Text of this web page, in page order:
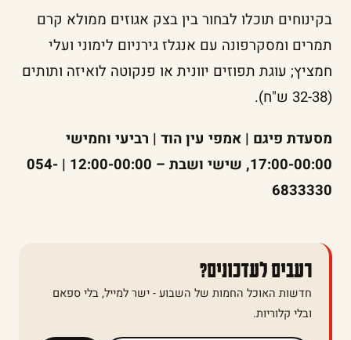
בקינוחים תוכלו לבחור בין בצק אגוזים ממולא קרם
תמרים ומסקרפונה עם אנגלז גירניום לימוני ועלי
חמציץ; עוגת תפוזים יוונית או פנקוטה לואיזה ותותים
(32-38 ש"ח).
מסעדת פיגם | אמפי עין הוד | רביעי וחמישי
17:00-00:00, שישי ושבת – 12:00-00:00 | 054-
6833330
רעבים לעדכונים?
חדשות האוכל החמות של השבוע - ישר למייל, בלי ספאם
ובלי קלוריות.